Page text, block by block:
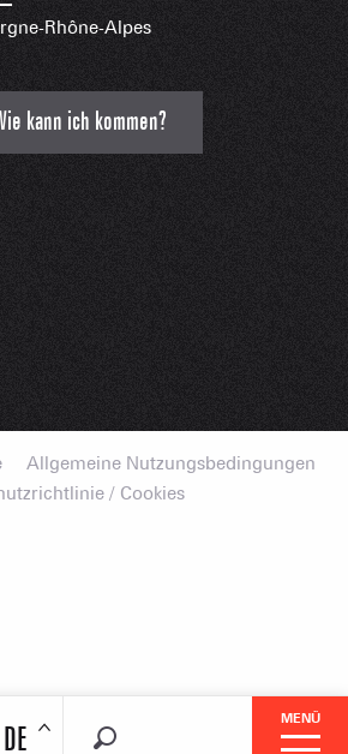
MENÜ
DE
Rhône-Alpes
kann ich kommen?
Allgemeine Nutzungsbedingungen
/ Cookies